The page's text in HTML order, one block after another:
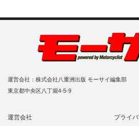
運営会社：株式会社八重洲出版 モーサイ編集部
東京都中央区八丁堀4-5-9
運営会社
プライ